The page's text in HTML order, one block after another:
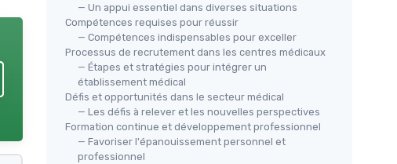
— Un appui essentiel dans diverses situations
Compétences requises pour réussir
— Compétences indispensables pour exceller
Processus de recrutement dans les centres médicaux
— Étapes et stratégies pour intégrer un
établissement médical
Défis et opportunités dans le secteur médical
— Les défis à relever et les nouvelles perspectives
Formation continue et développement professionnel
— Favoriser l'épanouissement personnel et
professionnel